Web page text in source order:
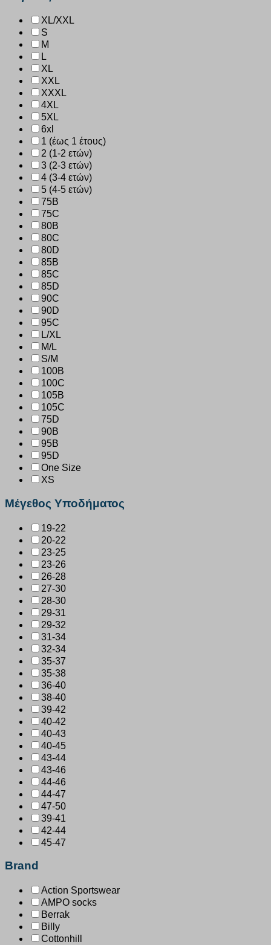
XL/XXL
S
M
L
XL
XXL
XXXL
4XL
5XL
6xl
1 (έως 1 έτους)
2 (1-2 ετών)
3 (2-3 ετών)
4 (3-4 ετών)
5 (4-5 ετών)
75B
75C
80B
80C
80D
85B
85C
85D
90C
90D
95C
L/XL
M/L
S/M
100B
100C
105B
105C
75D
90B
95B
95D
One Size
XS
Μέγεθος Υποδήματος
19-22
20-22
23-25
23-26
26-28
27-30
28-30
29-31
29-32
31-34
32-34
35-37
35-38
36-40
38-40
39-42
40-42
40-43
40-45
43-44
43-46
44-46
44-47
47-50
39-41
42-44
45-47
Brand
Action Sportswear
AMPO socks
Berrak
Billy
Cottonhill